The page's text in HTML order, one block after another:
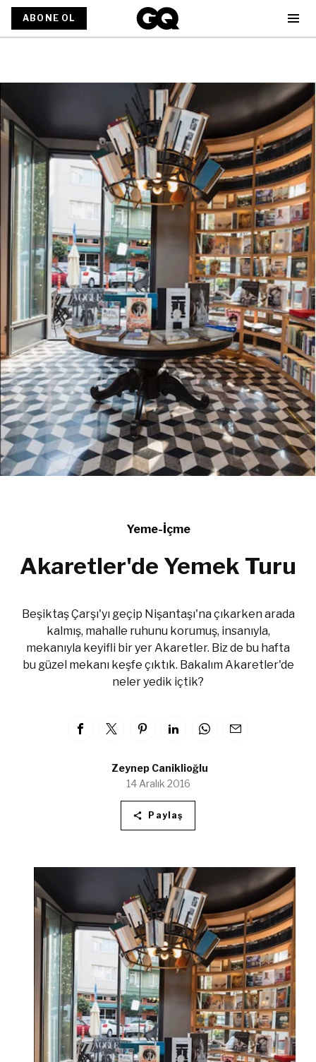
ABONE OL
Yeme-İçme
Akaretler'de Yemek Turu
Beşiktaş Çarşı'yı geçip Nişantaşı'na çıkarken arada
kalmış, mahalle ruhunu korumuş, insanıyla,
mekanıyla keyifli bir yer Akaretler. Biz de bu hafta
bu güzel mekanı keşfe çıktık. Bakalım Akaretler'de
neler yedik içtik?
Zeynep Caniklioğlu
14 Aralık 2016
Paylaş